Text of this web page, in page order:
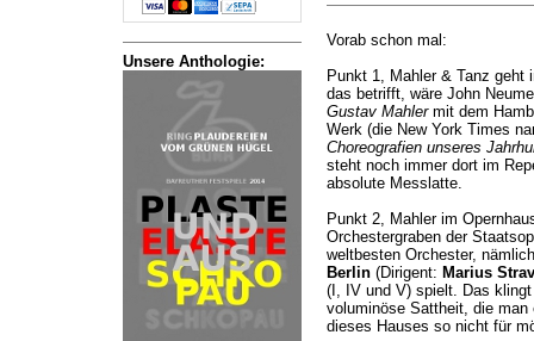
Unsere Anthologie:
Vorab schon mal:
Punkt 1, Mahler & Tanz geht
das betrifft, wäre John
Gustav Mahlermit dem
Werk (die New York Times
Choreografien unseres
steht noch immer dort im
absolute Messlatte.
Punkt 2, Mahler im
Orchestergraben der
weltbesten Orchester,
Berlin(Dirigent: Marius
(I, IV und V) spielt. Das
voluminöse Sattheit, die man
dieses Hauses so nicht für